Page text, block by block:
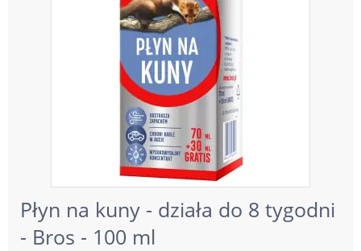
Płyn na kuny - działa do 8 tygodni
- Bros - 100 ml